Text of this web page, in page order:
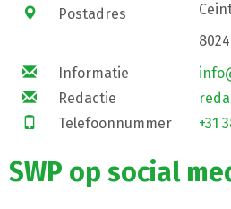
Postadres
Informatie
Redactie
Telefoonnummer
+31
SWP op social